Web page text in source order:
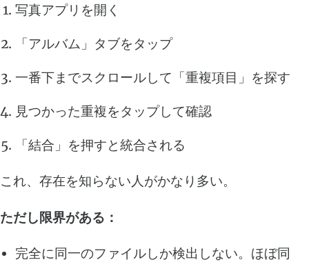
写真アプリを開く
「アルバム」タブをタップ
一番下までスクロールして「重複項目」を探す
見つかった重複をタップして確認
「結合」を押すと統合される
これ、存在を知らない人がかなり多い。
ただし限界がある：
完全に同一のファイルしか検出しない。ほぼ同